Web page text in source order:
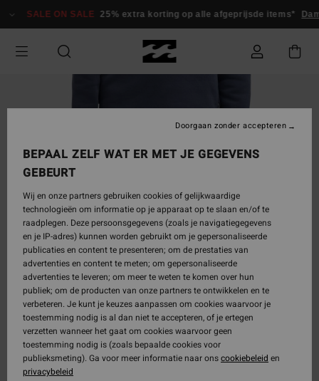
naar
SALE ON SALE 25% extra korting op alle afgeprijsde items*
BEPAAL ZELF WAT ER MET JE GEGEVENS
GEBEURT
Wij en onze partners gebruiken cookies of gelijkwaardige
technologieën om informatie op je apparaat op te slaan en/of te
raadplegen. Deze persoonsgegevens (zoals je navigatiegegevens
en je IP-adres) kunnen worden gebruikt om je gepersonaliseerde
publicaties en content te presenteren; om de prestaties van
advertenties en content te meten; om gepersonaliseerde
advertenties te leveren; om meer te weten te komen over hun
publiek; om de producten van onze partners te ontwikkelen en te
verbeteren. Je kunt je keuzes aanpassen om cookies waarvoor je
toestemming nodig is al dan niet te accepteren, of je ertegen
verzetten wanneer het gaat om cookies waarvoor geen
toestemming nodig is (zoals bepaalde cookies voor
publieksmeting). Ga voor meer informatie naar onscookiebeleid en
privacybeleid
Doorgaan zonder accepteren